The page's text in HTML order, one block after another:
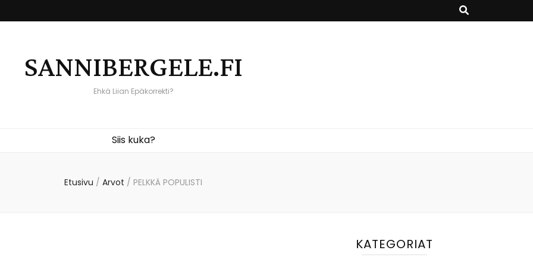
SANNIBERGELE.FI
Ehkä Liian Epäkorrekti?
Siis kuka?
Etusivu / Arvot / PELKKÄ POPULISTI
KATEGORIAT